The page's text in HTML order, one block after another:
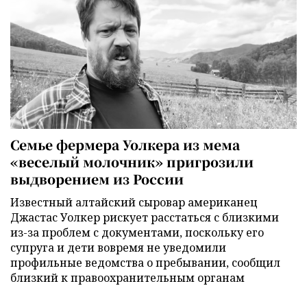
Семье фермера Уолкера из мема
«веселый молочник» пригрозили
выдворением из России
Известный алтайский сыровар американец
Джастас Уолкер рискует расстаться с близкими
из-за проблем с документами, поскольку его
супруга и дети вовремя не уведомили
профильные ведомства о пребывании, сообщил
близкий к правоохранительным органам